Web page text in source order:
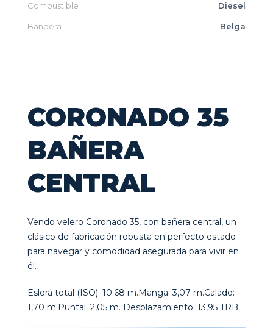
Combustible Diesel
Bandera Belga
CORONADO 35
BAÑERA
CENTRAL
Vendo velero Coronado 35, con bañera central, un
clásico de fabricación robusta en perfecto estado
para navegar y comodidad asegurada para vivir en
él.
Eslora total (ISO): 10.68 m.Manga: 3,07 m.Calado:
1,70 m.Puntal: 2,05 m. Desplazamiento: 13,95 TRB